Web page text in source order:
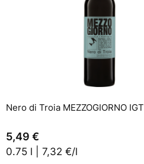
Nero di Troia MEZZOGIORNO
5,49 €
0.75 l | 7,32 €/l